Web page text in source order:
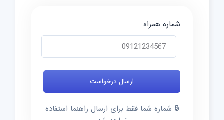
شماره همراه
🔒 شماره شما فقط برای ارسال راهنما استفاده